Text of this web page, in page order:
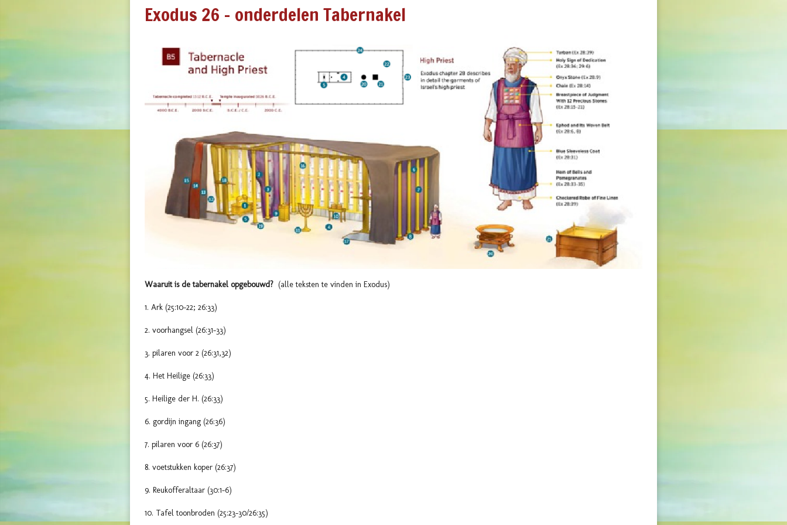
Exodus 26 - onderdelen Tabernakel
Waaruit is de tabernakel opgebouwd? (alle teksten te vinden in Exodus)
1. Ark (25:10-22; 26:33)
2. voorhangsel (26:31-33)
3. pilaren voor 2 (26:31,32)
4. Het Heilige (26:33)
5. Heilige der H. (26:33)
6. gordijn ingang (26:36)
7. pilaren voor 6 (26:37)
8. voetstukken koper (26:37)
9. Reukofferaltaar (30:1-6)
10. Tafel toonbroden (25:23-30/26:35)